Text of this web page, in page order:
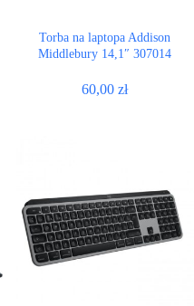
Torba na laptopa Addison
Middlebury 14,1″ 307014
60,00zł